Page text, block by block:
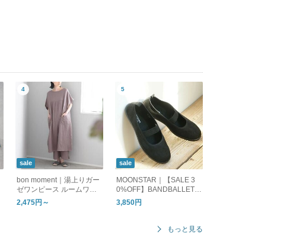
sale
bon moment｜湯上りガー
ゼワンピース ルームワン
ピース
2,475円～
sale
MOONSTAR｜【SALE 3
0%OFF】BANDBALLET
バンドバレー バレーシュ
ーズ フラットシューズ ba
3,850円
もっと見る